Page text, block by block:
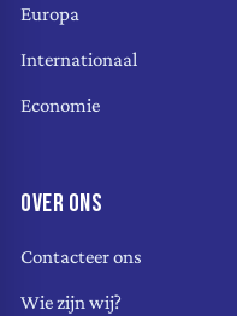
Europa
Internationaal
Economie
OVER ONS
Contacteer ons
Wie zijn wij?